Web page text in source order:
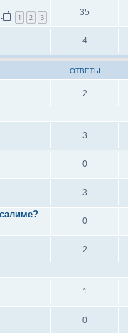
1 2 3
35
4
ОТВЕТЫ
2
3
0
3
0
2
1
0